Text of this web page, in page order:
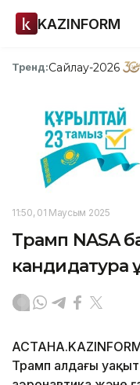
KAZINFORM
Тренд:Сайлау-2026
11:50, 01 Маусым 2025
Трамп NASA
кандидатура
Трамп алдағы